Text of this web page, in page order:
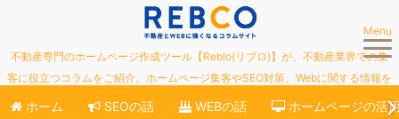
不動産専門のホームページ作成ツール【Reblo(リブロ)】が、不動産業界での集
客に役立つコラムをご紹介。ホームページ集客やSEO対策、Webに関する情報を
ご紹介していきます。
Menu
ホーム SEOの話 WEBの話 ホームページの活